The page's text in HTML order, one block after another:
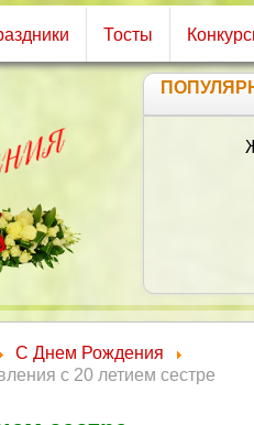
Тосты
С Днем Рождения
с 20 летием сестре